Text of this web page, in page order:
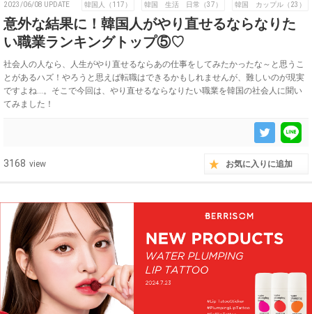
2023/06/08 UPDATE 韓国人（117） 韓国 生活 日常（37） 韓国 カップル（23）
意外な結果に！韓国人がやり直せるならなりた
い職業ランキングトップ⑤♡
社会人の人なら、人生がやり直せるならあの仕事をしてみたかったな～と思うこ
とがあるハズ！やろうと思えば転職はできるかもしれませんが、難しいのが現実
ですよね…。そこで今回は、やり直せるならなりたい職業を韓国の社会人に聞い
てみました！
3168 view お気に入りに追加